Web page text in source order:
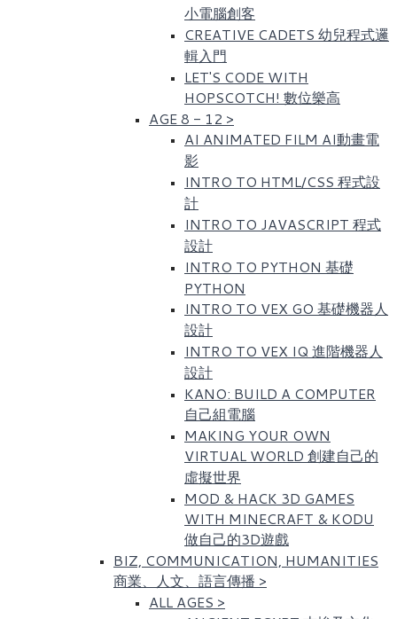
小電腦創客
CREATIVE CADETS 幼兒程式邏
輯入門
LET'S CODE WITH
HOPSCOTCH! 數位樂高​
AGE 8 - 12 >
AI ANIMATED FILM AI動畫電
影
INTRO TO HTML/CSS 程式設
計
INTRO TO JAVASCRIPT 程式
設計
INTRO TO PYTHON 基礎
PYTHON
INTRO TO VEX GO 基礎機器人
設計
INTRO TO VEX IQ 進階機器人
設計
KANO: BUILD A COMPUTER
自己組電腦
MAKING YOUR OWN
VIRTUAL WORLD 創建自己的
虛擬世界
MOD & HACK 3D GAMES
WITH MINECRAFT & KODU
做自己的3D遊戲
BIZ, COMMUNICATION, HUMANITIES
商業、人文、語言傳播 >
ALL AGES >